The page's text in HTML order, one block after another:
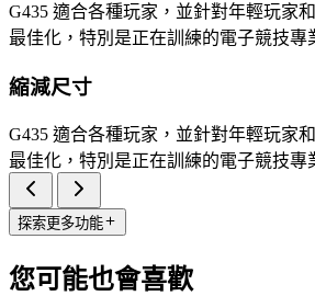
G435 適合各種玩家，並針對年輕玩家
最佳化，特別是正在訓練的電子競技專
縮減尺寸
G435 適合各種玩家，並針對年輕玩家
最佳化，特別是正在訓練的電子競技專
探索更多功能
您可能也會喜歡